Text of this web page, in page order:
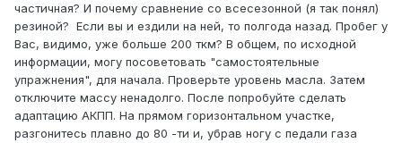
частичная? И почему сравнение со всесезонной (я так понял)
резиной? Если вы и ездили на ней, то полгода назад. Пробег у
Вас, видимо, уже больше 200 ткм? В общем, по исходной
информации, могу посоветовать "самостоятельные
упражнения", для начала. Проверьте уровень масла. Затем
отключите массу ненадолго. После попробуйте сделать
адаптацию АКПП. На прямом горизонтальном участке,
разгонитесь плавно до 80 -ти и, убрав ногу с педали газа